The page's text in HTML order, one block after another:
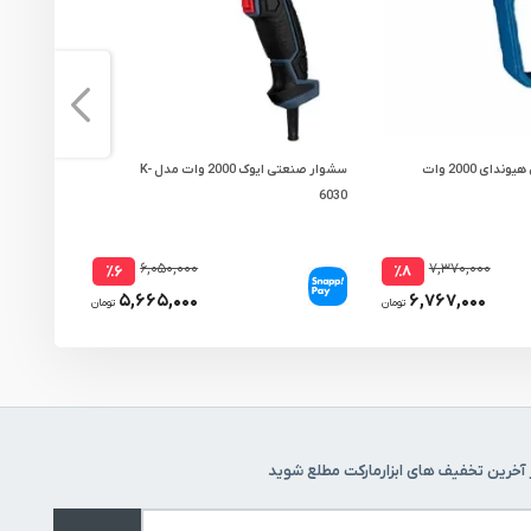
کیت سشوار صنعتی هیوندای 2000 وات
۷,۳۷۰,۰۰۰ ٪۸
۶,۷۶۷,۰۰۰ تومان
سشوار صنعتی ایوک 2000 وات مدل K-
6030
۶,۰۵۰,۰۰۰ ٪۶
۵,۶۶۵,۰۰۰ تومان
آخرین تخفیف های ابزارمارکت مطلع شوید